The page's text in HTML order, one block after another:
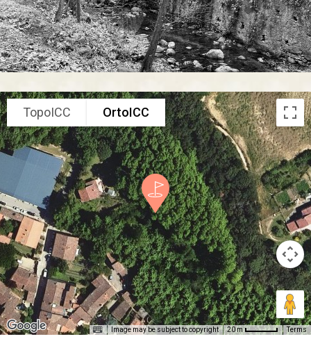
TopoICC OrtoICC
Image may be subject to copyright 20 m Terms